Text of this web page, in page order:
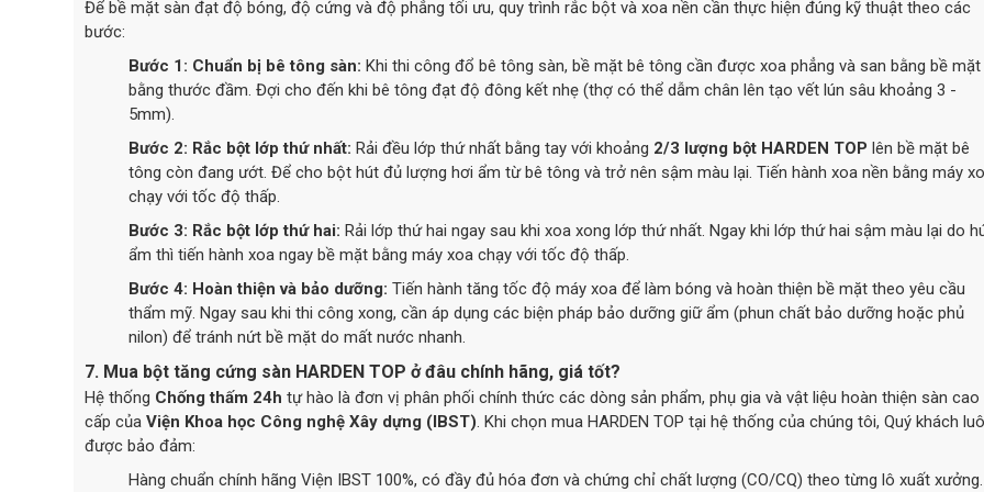
Để bề mặt sàn đạt độ bóng, độ cứng và độ phẳng tối ưu, quy trình rắc bột và xoa nền cần thực hiện đúng kỹ thuật theo các
bước:
Bước 1: Chuẩn bị bê tông sàn: Khi thi công đổ bê tông sàn, bề mặt bê tông cần được xoa phẳng và san bằng bề mặt
bằng thước đầm. Đợi cho đến khi bê tông đạt độ đông kết nhẹ (thợ có thể dẫm chân lên tạo vết lún sâu khoảng 3 -
5mm).
Bước 2: Rắc bột lớp thứ nhất: Rải đều lớp thứ nhất bằng tay với khoảng 2/3 lượng bột HARDEN TOP lên bề mặt bê
tông còn đang ướt. Để cho bột hút đủ lượng hơi ẩm từ bê tông và trở nên sậm màu lại. Tiến hành xoa nền bằng máy
chạy với tốc độ thấp.
Bước 3: Rắc bột lớp thứ hai: Rải lớp thứ hai ngay sau khi xoa xong lớp thứ nhất. Ngay khi lớp thứ hai sậm màu lại do
ẩm thì tiến hành xoa ngay bề mặt bằng máy xoa chạy với tốc độ thấp.
Bước 4: Hoàn thiện và bảo dưỡng: Tiến hành tăng tốc độ máy xoa để làm bóng và hoàn thiện bề mặt theo yêu cầu
thẩm mỹ. Ngay sau khi thi công xong, cần áp dụng các biện pháp bảo dưỡng giữ ẩm (phun chất bảo dưỡng hoặc phủ
nilon) để tránh nứt bề mặt do mất nước nhanh.
7. Mua bột tăng cứng sàn HARDEN TOP ở đâu chính hãng, giá tốt?
Hệ thống Chống thấm 24h tự hào là đơn vị phân phối chính thức các dòng sản phẩm, phụ gia và vật liệu hoàn thiện sàn cao
cấp của Viện Khoa học Công nghệ Xây dựng (IBST). Khi chọn mua HARDEN TOP tại hệ thống của chúng tôi, Quý khách
được bảo đảm:
Hàng chuẩn chính hãng Viện IBST 100%, có đầy đủ hóa đơn và chứng chỉ chất lượng (CO/CQ) theo từng lô xuất xưởng.